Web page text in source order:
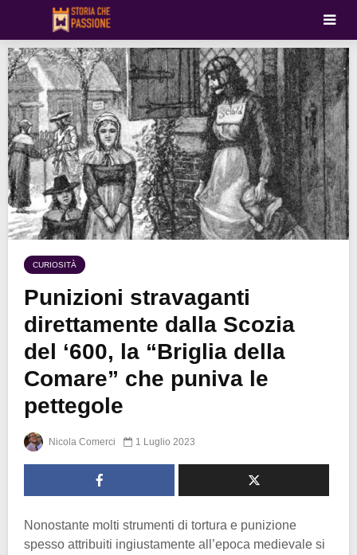
CURIOSITÀ
Punizioni stravaganti
direttamente dalla Scozia
del ‘600, la “Briglia della
Comare” che puniva le
pettegole
Nicola Comerci 1 Luglio 2023
Nonostante molti strumenti di tortura e punizione
spesso attribuiti ingiustamente all’epoca medievale si